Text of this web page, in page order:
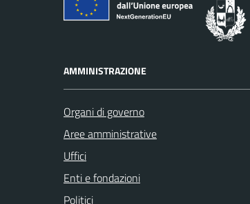
AMMINISTRAZIONE
Organi di governo
Aree amministrative
Uffici
Enti e fondazioni
Politici